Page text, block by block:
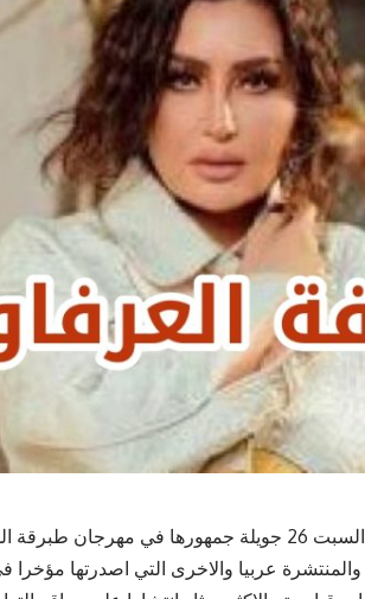
تلتقي النجمة العربية لطيفة العرفاوي اليوم السبت 26 جويلة جمهورها
عربيا والاخرى التي اصدرتها مؤخرا